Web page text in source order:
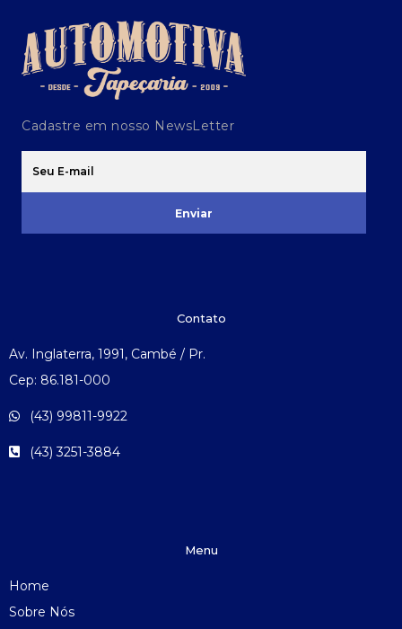
Cadastre em nosso NewsLetter
Enviar
Contato
Av. Inglaterra, 1991, Cambé / Pr.
Cep: 86.181-000
(43) 99811-9922
(43) 3251-3884
Menu
Home
Sobre Nós